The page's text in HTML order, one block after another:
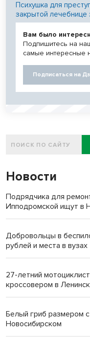
Психушка для
закрытой лечебнице
Вам было
Подпишитесь на
самые интересные
Подписаться на
Новости
Подрядчика для
Ипподромской ищут в
Добровольцы в
рублей и места в вузах
27-летний
кроссовером в
Белый гриб размером
Новосибирском